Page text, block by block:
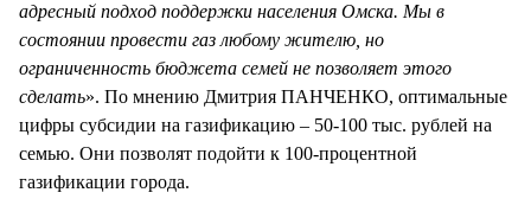
адресный подход поддержки населения Омска. Мы в
состоянии провести газ любому жителю, но
ограниченность бюджета семей не позволяет этого
сделать». По мнению Дмитрия ПАНЧЕНКО, оптимальные
цифры субсидии на газификацию – 50-100 тыс. рублей на
семью. Они позволят подойти к 100-процентной
газификации города.